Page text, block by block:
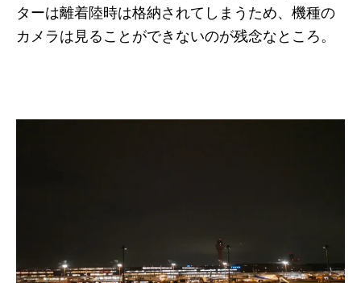
ターは離着陸時は格納されてしまうため、機種の
カメラは見ることができないのが残念なところ。